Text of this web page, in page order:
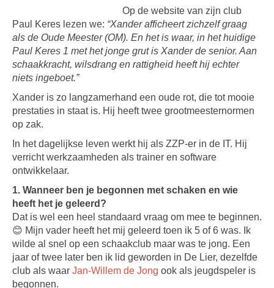
Op de website van zijn club
Paul Keres lezen we: “Xander afficheert zichzelf graag
als de Oude Meester (OM). En het is waar, in het huidige
Paul Keres 1 met het jonge grut is Xander de senior. Aan
schaakkracht, wilsdrang en rattigheid heeft hij echter
niets ingeboet.”
Xander is zo langzamerhand een oude rot, die tot mooie
prestaties in staat is. Hij heeft twee grootmeesternormen
op zak.
In het dagelijkse leven werkt hij als ZZP-er in de IT. Hij
verricht werkzaamheden als trainer en software
ontwikkelaar.
1. Wanneer ben je begonnen met schaken en wie
heeft het je geleerd?
Dat is wel een heel standaard vraag om mee te beginnen.
😊 Mijn vader heeft het mij geleerd toen ik 5 of 6 was. Ik
wilde al snel op een schaakclub maar was te jong. Een
jaar of twee later ben ik lid geworden in De Lier, dezelfde
club als waar Jan-Willem de Jong ook als jeugdspeler is
begonnen.